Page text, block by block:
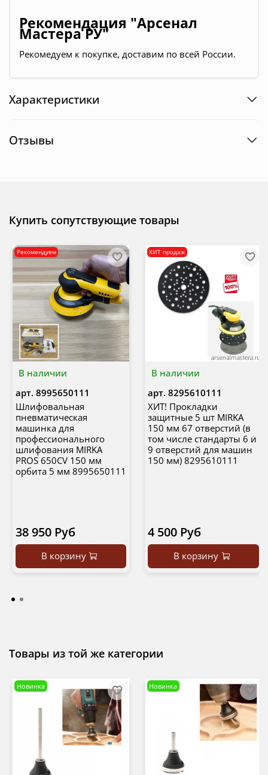
Рекомендация "Арсенал
Мастера РУ"
Рекомедуем к покупке, доставим по всей России.
Характеристики
Отзывы
Купить сопутствующие товары
В наличии
Рекомендуем
арт. 8995650111
Шлифовальная
пневматическая
машинка для
профессионального
шлифования MIRKA
PROS 650CV 150 мм
орбита 5 мм 8995650111
38 950 Руб
В корзину
В наличии
ХИТ продаж
арт. 8295610111
ХИТ! Прокладки
защитные 5 шт MIRKA
150 мм 67 отверстий (в
том числе стандарты 6 и
9 отверстий для машин
150 мм) 8295610111
4 500 Руб
В корзину
Товары из той же категории
Новинка Новинка